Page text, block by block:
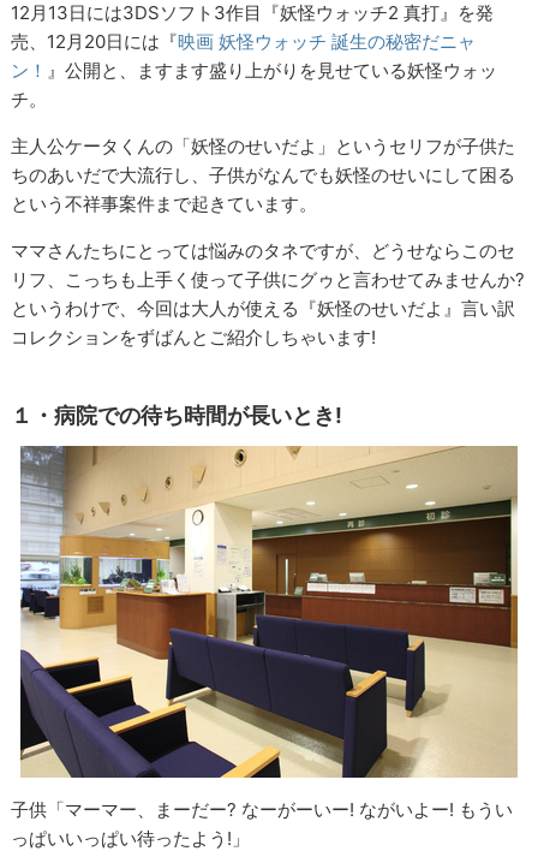
12月13日には3DSソフト3作目『妖怪ウォッチ2 真打』を発
売、12月20日には『映画 妖怪ウォッチ 誕生の秘密だニャ
ン！ 』公開と、
ますます盛り上がりを見せている妖怪ウォッ
チ。
主人公ケータくんの「妖怪のせいだよ」というセリフが子供た
ちのあいだで大流行し、子供がなんでも妖怪のせいにして困る
という不祥事案件まで起きています。
ママさんたちにとっては悩みのタネですが、どうせならこのセ
リフ、こっちも上手く使って子供にグゥと言わせてみませんか?
というわけで、今回は大人が使える『妖怪のせいだよ』言い訳
コレクションをずばんとご紹介しちゃいます!
１・病院での待ち時間が長いとき!
子供「マーマー、まーだー? なーがーいー! ながいよー! もうい
っぱいいっぱい待ったよう!」